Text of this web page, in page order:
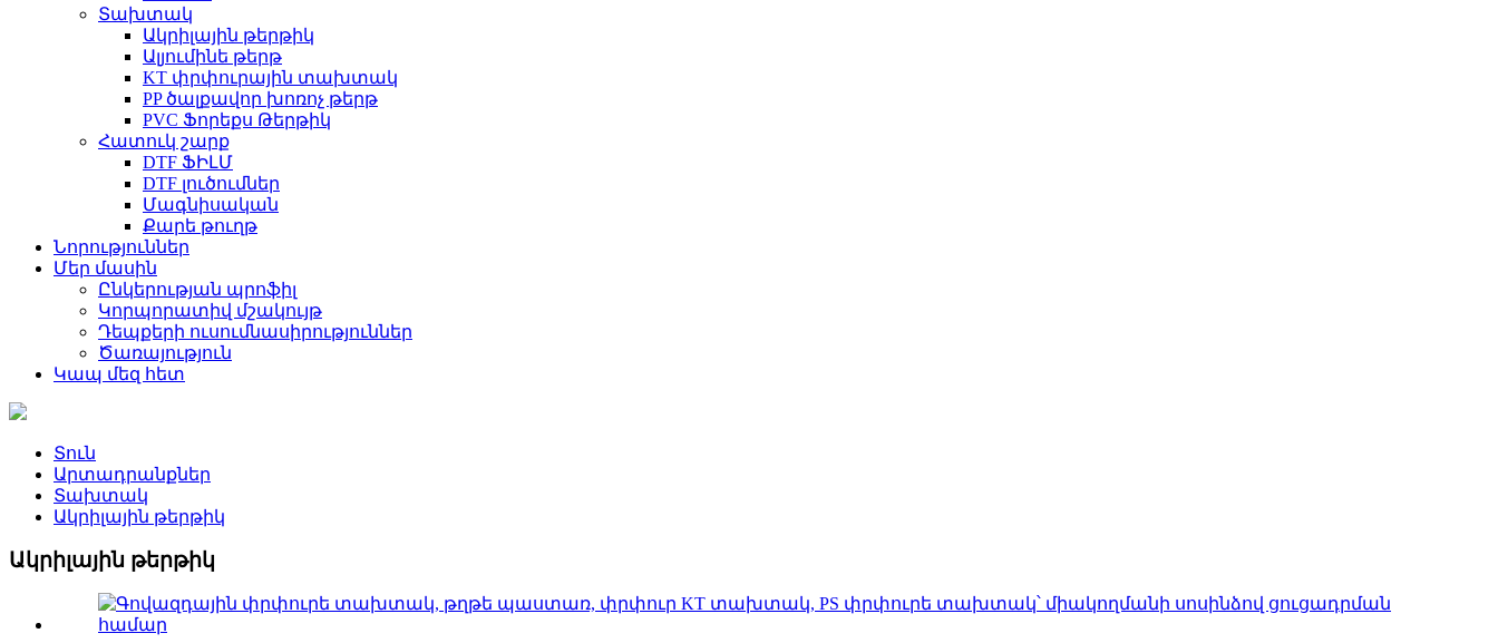
Տախտակ
Ակրիլային թերթիկ
Ալյումինե թերթ
KT փրփուրային տախտակ
PP ծալքավոր խոռոչ թերթ
PVC Ֆորեքս Թերթիկ
Հատուկ շարք
DTF ՖԻԼՄ
DTF լուծումներ
Մագնիսական
Քարե թուղթ
Նորություններ
Մեր մասին
Ընկերության պրոֆիլ
Կորպորատիվ մշակույթ
Դեպքերի ուսումնասիրություններ
Ծառայություն
Կապ մեզ հետ
Տուն
Արտադրանքներ
Տախտակ
Ակրիլային թերթիկ
Ակրիլային թերթիկ